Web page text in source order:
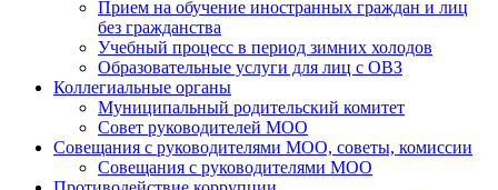
Прием на обучение иностранных граждан и лиц
без гражданства
Учебный процесс в период зимних холодов
Образовательные услуги для лиц с ОВЗ
Коллегиальные органы
Муниципальный родительский комитет
Совет руководителей МОО
Совещания с руководителями МОО, советы, комиссии
Совещания с руководителями МОО